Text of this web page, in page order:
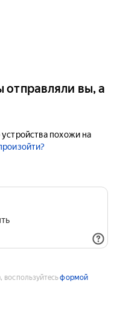
отправляли вы, а
похожи на
формой